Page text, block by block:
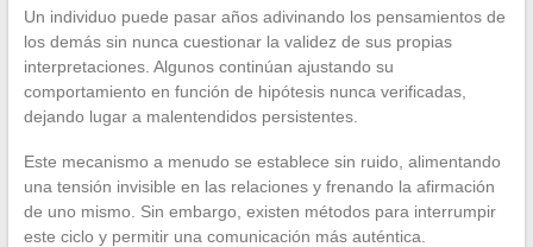
Un individuo puede pasar años adivinando los pensamientos de
los demás sin nunca cuestionar la validez de sus propias
interpretaciones. Algunos continúan ajustando su
comportamiento en función de hipótesis nunca verificadas,
dejando lugar a malentendidos persistentes.
Este mecanismo a menudo se establece sin ruido, alimentando
una tensión invisible en las relaciones y frenando la afirmación
de uno mismo. Sin embargo, existen métodos para interrumpir
este ciclo y permitir una comunicación más auténtica.